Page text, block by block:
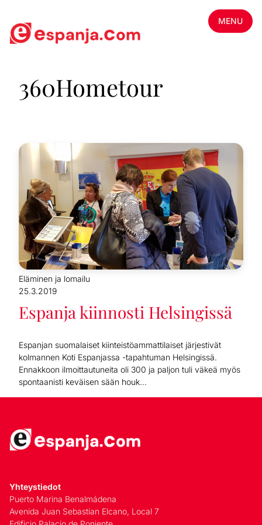
MENU
360Hometour
Eläminen ja lomailu
25.3.2019
Espanja kiinnosti Helsingissä
Espanjan suomalaiset kiinteistöammattilaiset järjestivät
kolmannen Koti Espanjassa -tapahtuman Helsingissä.
Ennakkoon ilmoittautuneita oli 300 ja paljon tuli väkeä myös
spontaanisti keväisen sään houk...
Yhteystiedot
Puerto Marina Benalmádena
Avenida Juan Sebastian Elcano, Local 7